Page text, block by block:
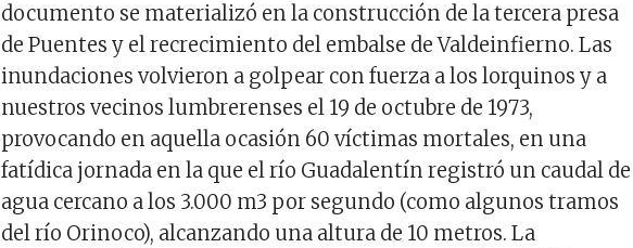
documento se materializó en la construcción de la tercera presa
de Puentes y el recrecimiento del embalse de Valdeinfierno. Las
inundaciones volvieron a golpear con fuerza a los lorquinos y a
nuestros vecinos lumbrerenses el 19 de octubre de 1973,
provocando en aquella ocasión 60 víctimas mortales, en una
fatídica jornada en la que el río Guadalentín registró un caudal de
agua cercano a los 3.000 m3 por segundo (como algunos tramos
del río Orinoco), alcanzando una altura de 10 metros. La